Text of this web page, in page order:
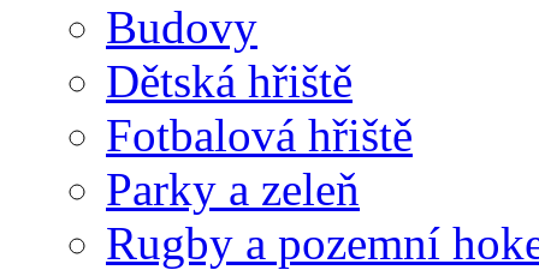
Budovy
Dětská hřiště
Fotbalová hřiště
Parky a zeleň
Rugby a pozemní